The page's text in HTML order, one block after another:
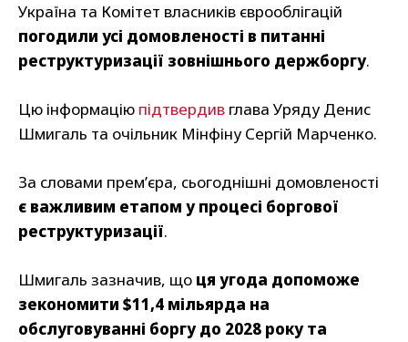
Україна та Комітет власників єврооблігацій
погодили усі домовленості в питанні
реструктуризації зовнішнього держборгу.
Цю інформацію підтвердив глава Уряду Денис
Шмигаль та очільник Мінфіну Сергій Марченко.
За словами прем’єра, сьогоднішні домовленості
є важливим етапом у процесі боргової
реструктуризації.
Шмигаль зазначив, що ця угода допоможе
зекономити $11,4 мільярда на
обслуговуванні боргу до 2028 року та